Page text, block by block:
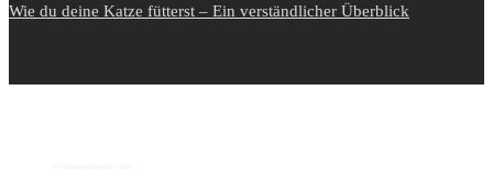
Wie du deine Katze fütterst – Ein verständlicher Überblick